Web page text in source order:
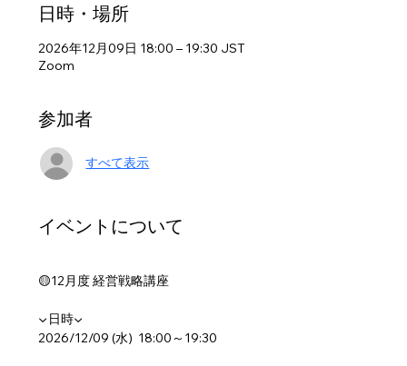
日時・場所
2026年12月09日 18:00 – 19:30 JST
Zoom
参加者
すべて表示
イベントについて
🟡12月度 経営戦略講座
▼日時▼
2026/12/09 (水)  18:00～19:30